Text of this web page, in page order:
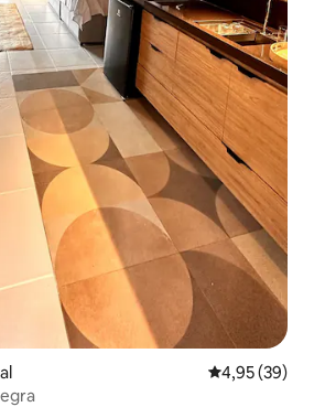
Gemiddelde
4,95 (39)